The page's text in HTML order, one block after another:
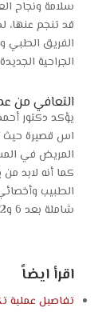
سلامة ونجاح
قد تنجم عنها،
الفريق الطبي
الجراحية
التعافي من
يؤكد دكتور
اس قصيرة حيث
المريض في
كما أنه لابد
الطبيب
شاملة بعد 6 و12 شهرًا لضمان تحقيق أفضل النتائج.
اقرأ ايضاً
تفاصيل عملية